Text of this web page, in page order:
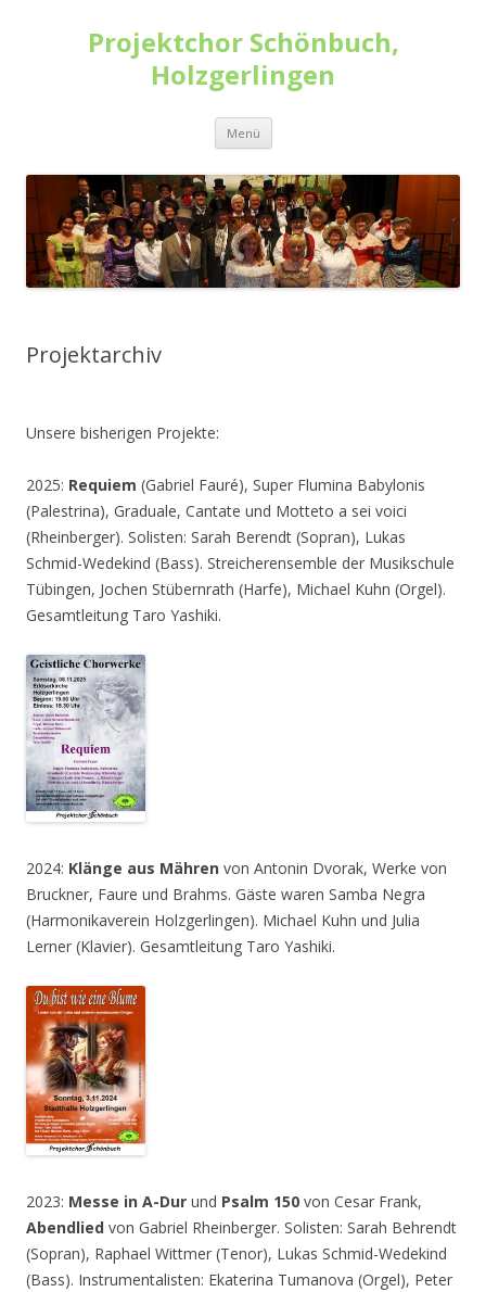
Projektchor Schönbuch,
Holzgerlingen
Menü Zum
springen
Projektarchiv
Unsere bisherigen Projekte:
2025: Requiem (Gabriel Fauré), Super Flumina Babylonis
(Palestrina), Graduale, Cantate und Motteto a sei voici
(Rheinberger). Solisten: Sarah Berendt (Sopran), Lukas
Schmid-Wedekind (Bass). Streicherensemble der Musikschule
Tübingen, Jochen Stübernrath (Harfe), Michael Kuhn (Orgel).
Gesamtleitung Taro Yashiki.
2024: Klänge aus Mähren von Antonin Dvorak, Werke von
Bruckner, Faure und Brahms. Gäste waren Samba Negra
(Harmonikaverein Holzgerlingen). Michael Kuhn und Julia
Lerner (Klavier). Gesamtleitung Taro Yashiki.
2023: Messe in A-Dur und Psalm 150 von Cesar Frank,
Abendlied von Gabriel Rheinberger. Solisten: Sarah Behrendt
(Sopran), Raphael Wittmer (Tenor), Lukas Schmid-Wedekind
(Bass). Instrumentalisten: Ekaterina Tumanova (Orgel), Peter